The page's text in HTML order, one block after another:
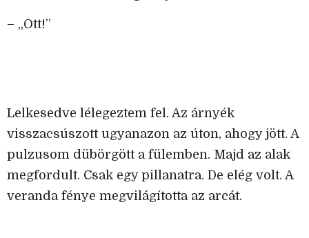
– „Ott!”
Lelkesedve lélegeztem fel. Az árnyék
visszacsúszott ugyanazon az úton, ahogy jött. A
pulzusom dübörgött a fülemben. Majd az alak
megfordult. Csak egy pillanatra. De elég volt. A
veranda fénye megvilágította az arcát.